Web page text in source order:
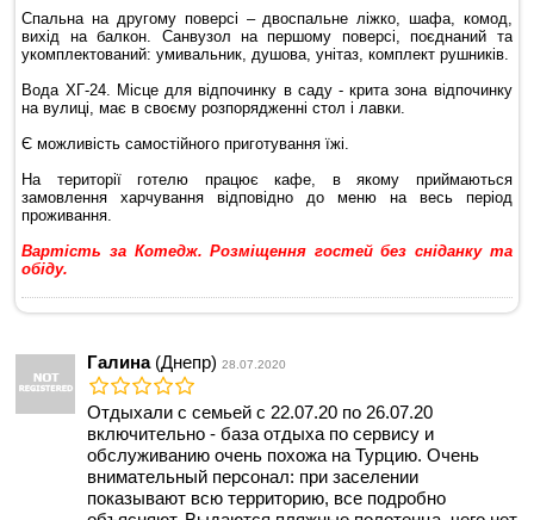
Спальна на другому поверсі – двоспальне ліжко, шафа, комод,
вихід на балкон. Санвузол на першому поверсі, поєднаний та
укомплектований: умивальник, душова, унітаз, комплект рушників.
Вода ХГ-24. Мiсце для вiдпочинку в саду - крита зона відпочинку
на вулиці, має в своєму розпорядженні стол і лавки.
Є можливість самостійного приготування їжі.
На території готелю працює кафе, в якому приймаються
замовлення харчування відповідно до меню на весь період
проживання.
Вартість за Котедж. Розміщення гостей без сніданку та
обіду.
Галина(Днепр)28.07.2020
Отдыхали с семьей с 22.07.20 по 26.07.20
включительно - база отдыха по сервису и
обслуживанию очень похожа на Турцию. Очень
внимательный персонал: при заселении
показывают всю территорию, все подробно